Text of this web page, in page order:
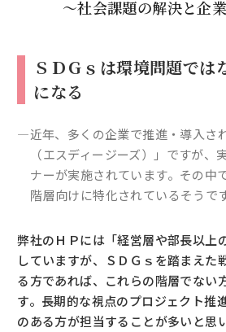
～社会課題の解決と企
ＳＤＧｓは環境問題では
になる
―近年、多くの企業で推進・導入さ
（エスディージーズ）」ですが、
ナーが実施されています。その中
階層向けに特化されているそうで
弊社のＨＰには「経営層や部長以上
していますが、ＳＤＧｓを踏まえた
る方であれば、これらの階層でない
す。長期的な視点のプロジェクト推
のある方が担当することが多いと思